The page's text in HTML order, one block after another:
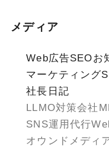
メディア
Web広告SEOお
マーケティング
社長日記
LLMO対策会社
SNS運用代行
オウンドメディ